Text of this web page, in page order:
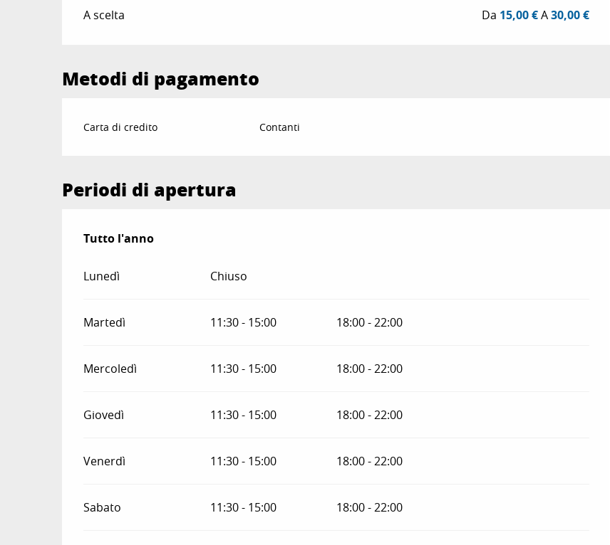
Tariffe 2026
A scelta Da 15,00 €A30,00 €
Metodi di pagamento
Carta di credito Contanti
Periodi di apertura
Tutto l'anno
Tutto l'anno
Lunedì Chiuso
Martedì 11:30 - 15:00 18:00 - 22:00
Mercoledì 11:30 - 15:00 18:00 - 22:00
Giovedì 11:30 - 15:00 18:00 - 22:00
Venerdì 11:30 - 15:00 18:00 - 22:00
Sabato 11:30 - 15:00 18:00 - 22:00